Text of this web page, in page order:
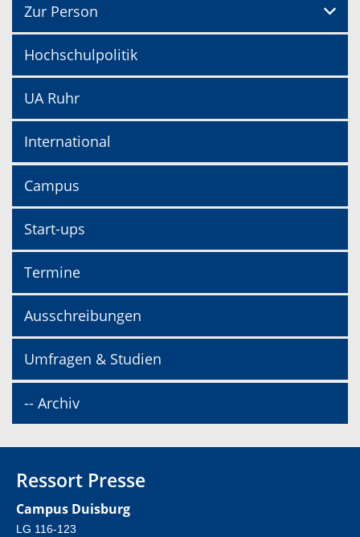
Zur Person
Hochschulpolitik
UA Ruhr
International
Campus
Start-ups
Termine
Ausschreibungen
Umfragen & Studien
-- Archiv
Ressort Presse
Campus Duisburg
LG 116-123